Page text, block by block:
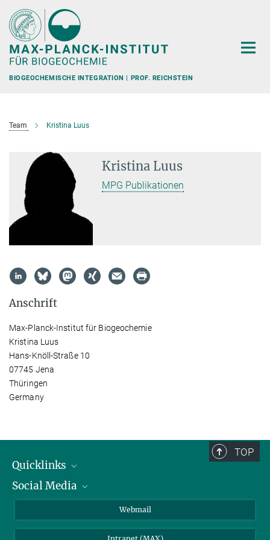
Hauptinhalt
BIOGEOCHEMISCHE INTEGRATION | PROF. REICHSTEIN
Team Kristina Luus
Kristina Luus
MPG Publikationen
Anschrift
Max-Planck-Institut für Biogeochemie
Kristina Luus
Hans-Knöll-Straße 10
07745 Jena
Thüringen
Germany
TOP
Quicklinks
IMPRS Graduiertenschule
Social Media
Webmail